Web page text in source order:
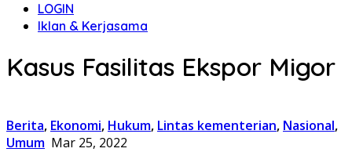
LOGIN
Iklan & Kerjasama
Kasus Fasilitas Ekspor Migor
Berita, Ekonomi, Hukum, Lintas kementerian, Nasional,
Umum Mar 25, 2022